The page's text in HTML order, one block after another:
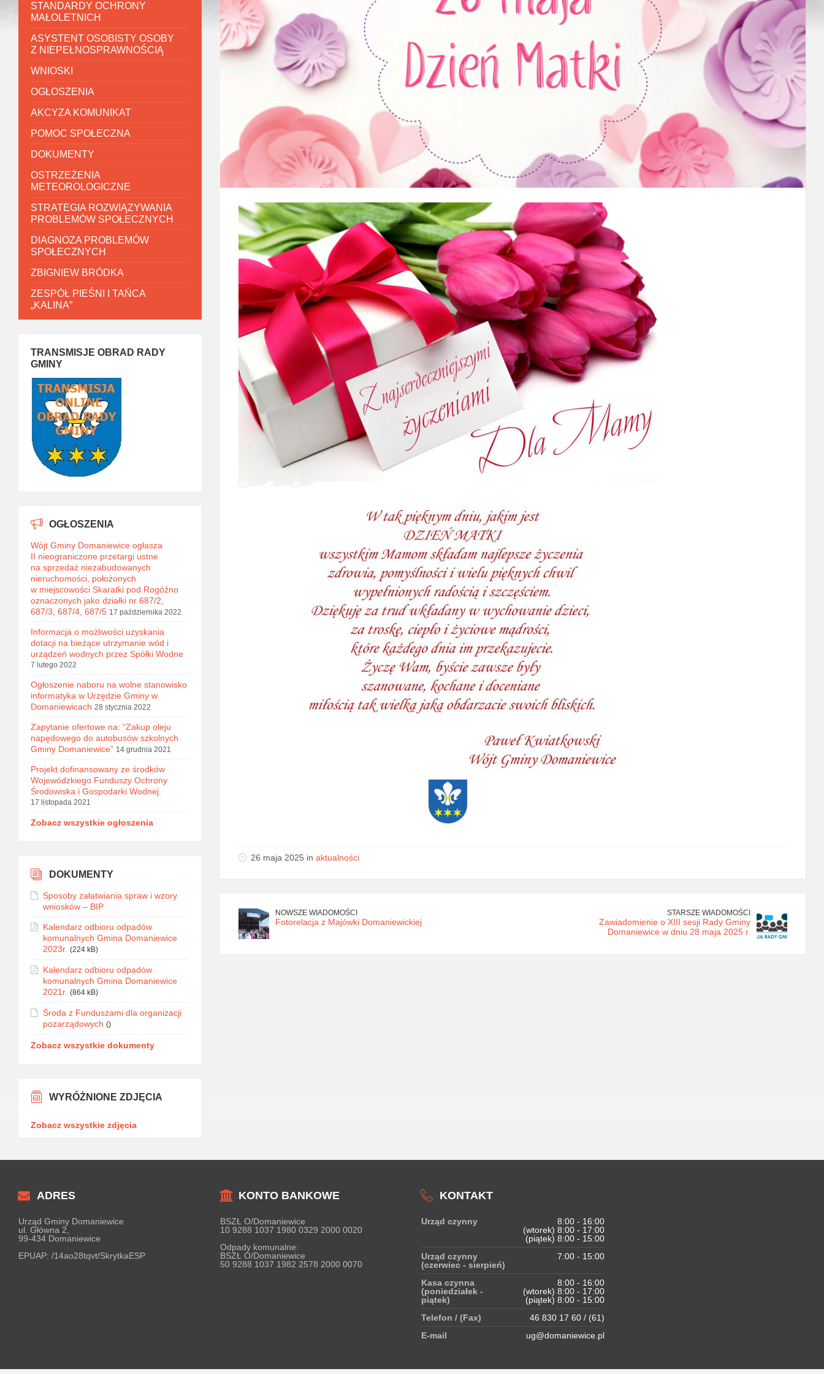
26 maja 2025 in aktualności
NOWSZE WIADOMOŚCI
Fotorelacja z Majówki Domaniewickiej
STARSZE WIADOMOŚCI
Zawiadomienie o XIII sesji Rady Gminy
Domaniewice w dniu 28 maja 2025 r.
STANDARDY OCHRONY
MAŁOLETNICH
ASYSTENT OSOBISTY OSOBY
Z NIEPEŁNOSPRAWNOŚCIĄ
WNIOSKI
OGŁOSZENIA
AKCYZA KOMUNIKAT
POMOC SPOŁECZNA
DOKUMENTY
OSTRZEŻENIA
METEOROLOGICZNE
STRATEGIA ROZWIĄZYWANIA
PROBLEMÓW SPOŁECZNYCH
DIAGNOZA PROBLEMÓW
SPOŁECZNYCH
ZBIGNIEW BRÓDKA
ZESPÓŁ PIEŚNI I TAŃCA
„KALINA”
TRANSMISJE OBRAD RADY
GMINY
OGŁOSZENIA
Wójt Gminy Domaniewice ogłasza
II nieograniczone przetargi ustne
na sprzedaż niezabudowanych
nieruchomości, położonych
w miejscowości Skaratki pod Rogóźno
oznaczonych jako działki nr 687/2,
687/3, 687/4, 687/5 17 października 2022
Informacja o możliwości uzyskania
dotacji na bieżące utrzymanie wód i
urządzeń wodnych przez Spółki Wodne
7 lutego 2022
Ogłoszenie naboru na wolne stanowisko
informatyka w Urzędzie Gminy w
Domaniewicach 28 stycznia 2022
Zapytanie ofertowe na: “Zakup oleju
napędowego do autobusów szkolnych
Gminy Domaniewice” 14 grudnia 2021
Projekt dofinansowany ze środków
Wojewódzkiego Funduszy Ochrony
Środowiska i Gospodarki Wodnej.
17 listopada 2021
Zobacz wszystkie ogłoszenia
DOKUMENTY
Sposoby załatwiania spraw i wzory
wniosków – BIP
Kalendarz odbioru odpadów
komunalnych Gmina Domaniewice
2023r. (224 kB)
Kalendarz odbioru odpadów
komunalnych Gmina Domaniewice
2021r. (864 kB)
Środa z Funduszami dla organizacji
pozarządowych ()
Zobacz wszystkie dokumenty
WYRÓŻNIONE ZDJĘCIA
Zobacz wszystkie zdjęcia
ADRES
Urząd Gminy Domaniewice
ul. Główna 2,
99-434 Domaniewice
EPUAP: /14ao28tqvt/SkrytkaESP
KONTO BANKOWE
BSZŁ O/Domaniewice
10 9288 1037 1980 0329 2000 0020
Odpady komunalne:
BSZŁ O/Domaniewice
50 9288 1037 1982 2578 2000 0070
KONTAKT
Urząd czynny
8:00 - 16:00
(wtorek) 8:00 - 17:00
(piątek) 8:00 - 15:00
Urząd czynny
(czerwiec - sierpień)
7:00 - 15:00
Kasa czynna
(poniedziałek -
piątek)
8:00 - 16:00
(wtorek) 8:00 - 17:00
(piątek) 8:00 - 15:00
Telefon / (Fax)
46 830 17 60 / (61)
E-mail
ug@domaniewice.pl